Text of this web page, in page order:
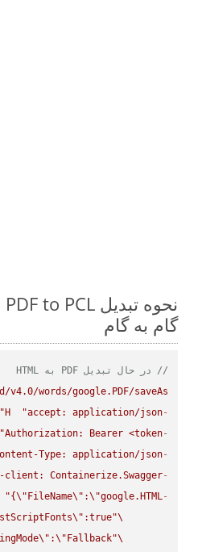
گام به گام
// در حال تبدیل PDF به HTML
words/google.PDF/saveAs"
-
H
"accept: application/json"
-
"Authorization: Bearer <token>"
-
Type: application/json"
-
client: Containerize.Swagger"
-
"{\" FileName\" :\"google.HTML
\"
\"
\"
\" :\" Fallback